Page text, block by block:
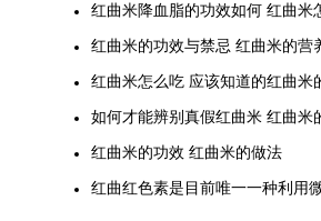
红曲米降血脂的功效如何 红曲米
红曲米的功效与禁忌 红曲米的营
红曲米怎么吃 应该知道的红曲米
红曲米的功效 红曲米的做法